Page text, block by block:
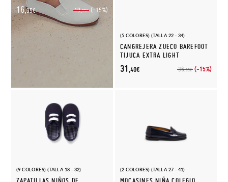
19,95€ (-15%)
16,95€
(5 COLORES) (TALLA 22 - 34)
CANGREJERA ZUECO BAREFOOT
TIJUCA EXTRA LIGHT
36,95€ (-15%)
31,40€
(9 COLORES) (TALLA 18 - 32) (2 COLORES) (TALLA 27 - 41)